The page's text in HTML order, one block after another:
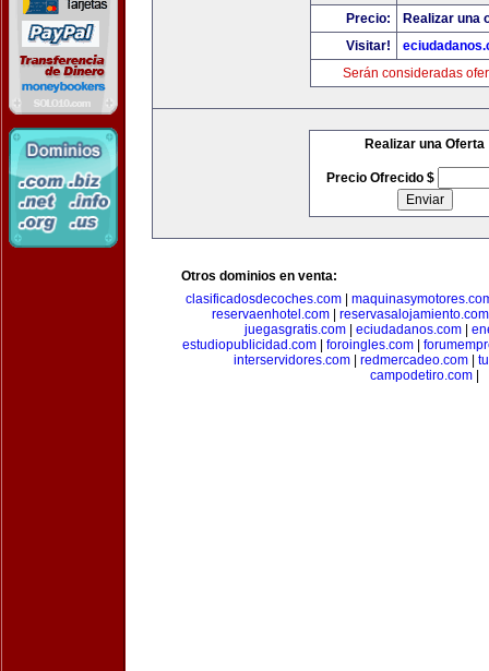
Precio:
Realizar una
Visitar!
Serán consideradas
Realizar una Oferta
Precio Ofrecido $
Otros dominios en venta:
clasificadosdecoches.com
reservaenhotel.com| reservasalojamiento.com
juegasgratis.com
eciudadanos.com
estudiopublicidad.com| foroingles.com|
interservidores.com
redmercadeo.com
campodetiro.com